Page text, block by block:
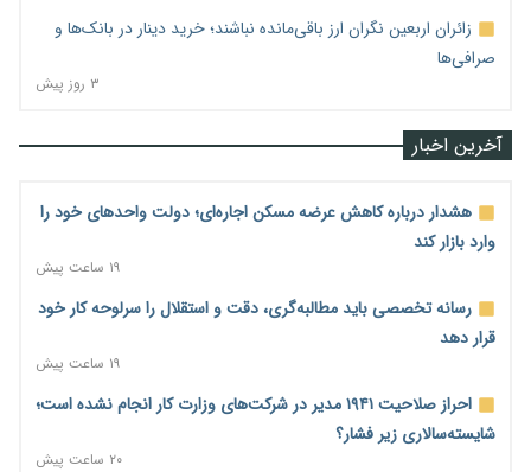
زائران اربعین نگران ارز باقی‌مانده نباشند؛ خرید دینار در بانک‌ها و
صرافی‌ها
۳ روز پیش
آخرین اخبار
هشدار درباره کاهش عرضه مسکن اجاره‌ای؛ دولت واحدهای خود را
وارد بازار کند
۱۹ ساعت پیش
رسانه تخصصی باید مطالبه‌گری، دقت و استقلال را سرلوحه کار خود
قرار دهد
۱۹ ساعت پیش
احراز صلاحیت ۱۹۴۱ مدیر در شرکت‌های وزارت کار انجام نشده است؛
شایسته‌سالاری زیر فشار؟
۲۰ ساعت پیش